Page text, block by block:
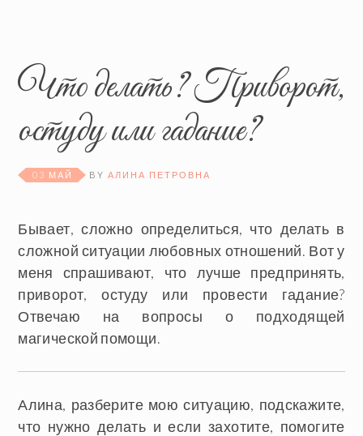
Что делать? Приворот,
остуду или гадание?
03 МАЙ BYАЛИНА ПЕТРОВНА
Бывает, сложно определиться, что делать в
сложной ситуации любовных отношений. Вот у
меня спрашивают, что лучше предпринять,
приворот, остуду или провести гадание?
Отвечаю на вопросы о подходящей
магической помощи.
Алина, разберите мою ситуацию, подскажите,
что нужно делать и если захотите, помогите